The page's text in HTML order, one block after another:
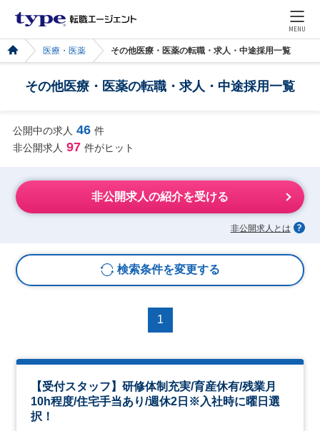
MENU
医療・医薬 その他医療・医薬の転職・求人・中途採用一覧
その他医療・医薬の転職・求人・中途採用一覧
公開中の求人 46 件
非公開求人 97 件がヒット
非公開求人の紹介を受ける
非公開求人とは
検索条件を変更する
1
【受付スタッフ】研修体制充実/育産休有/残業月
10h程度/住宅手当あり/週休2日※入社時に曜日選
択！